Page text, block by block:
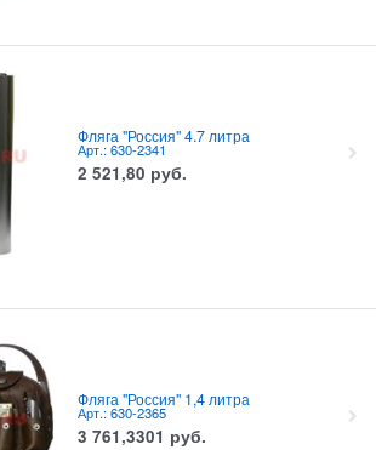
Фляга "Россия" 4.7 литра
Арт.: 630-2341
2 521,80 руб.
Фляга "Россия" 1,4 литра
Арт.: 630-2365
3 761,3301 руб.